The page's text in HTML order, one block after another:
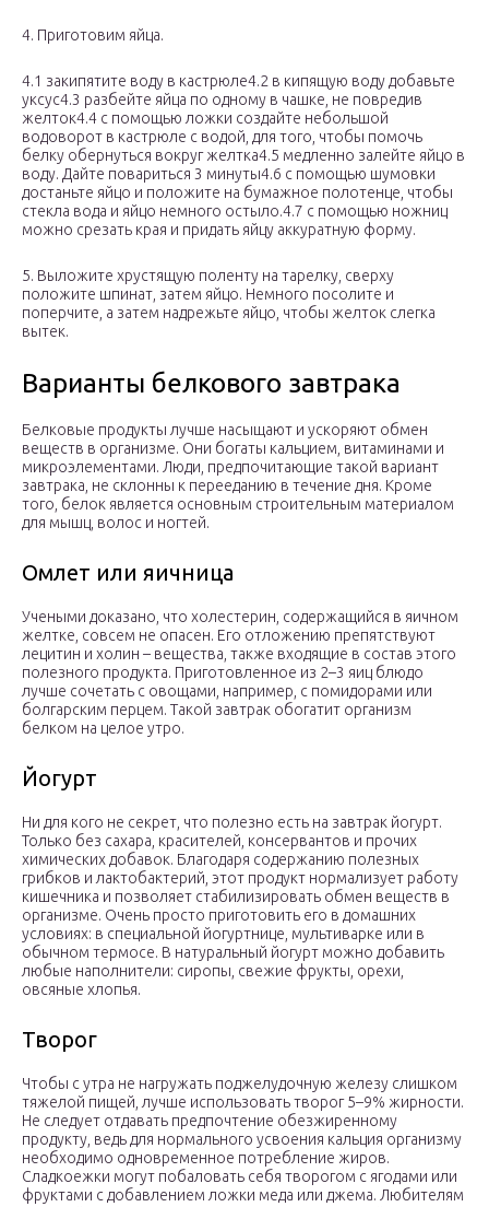
4. Приготовим яйца.
4.1 закипятите воду в кастрюле4.2 в кипящую воду добавьте
уксус4.3 разбейте яйца по одному в чашке, не повредив
желток4.4 с помощью ложки создайте небольшой
водоворот в кастрюле с водой, для того, чтобы помочь
белку обернуться вокруг желтка4.5 медленно залейте яйцо в
воду. Дайте повариться 3 минуты4.6 с помощью шумовки
достаньте яйцо и положите на бумажное полотенце, чтобы
стекла вода и яйцо немного остыло.4.7 с помощью ножниц
можно срезать края и придать яйцу аккуратную форму.
5. Выложите хрустящую поленту на тарелку, сверху
положите шпинат, затем яйцо. Немного посолите и
поперчите, а затем надрежьте яйцо, чтобы желток слегка
вытек.
Варианты белкового завтрака
Белковые продукты лучше насыщают и ускоряют обмен
веществ в организме. Они богаты кальцием, витаминами и
микроэлементами. Люди, предпочитающие такой вариант
завтрака, не склонны к перееданию в течение дня. Кроме
того, белок является основным строительным материалом
для мышц, волос и ногтей.
Омлет или яичница
Учеными доказано, что холестерин, содержащийся в яичном
желтке, совсем не опасен. Его отложению препятствуют
лецитин и холин – вещества, также входящие в состав этого
полезного продукта. Приготовленное из 2–3 яиц блюдо
лучше сочетать с овощами, например, с помидорами или
болгарским перцем. Такой завтрак обогатит организм
белком на целое утро.
Йогурт
Ни для кого не секрет, что полезно есть на завтрак йогурт.
Только без сахара, красителей, консервантов и прочих
химических добавок. Благодаря содержанию полезных
грибков и лактобактерий, этот продукт нормализует работу
кишечника и позволяет стабилизировать обмен веществ в
организме. Очень просто приготовить его в домашних
условиях: в специальной йогуртнице, мультиварке или в
обычном термосе. В натуральный йогурт можно добавить
любые наполнители: сиропы, свежие фрукты, орехи,
овсяные хлопья.
Творог
Чтобы с утра не нагружать поджелудочную железу слишком
тяжелой пищей, лучше использовать творог 5–9% жирности.
Не следует отдавать предпочтение обезжиренному
продукту, ведь для нормального усвоения кальция организму
необходимо одновременное потребление жиров.
Сладкоежки могут побаловать себя творогом с ягодами или
фруктами с добавлением ложки меда или джема. Любителям